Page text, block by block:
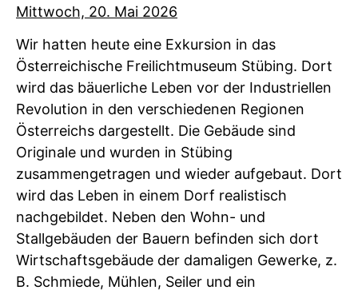
Mittwoch, 20. Mai 2026
Wir hatten heute eine Exkursion in das
Österreichische Freilichtmuseum Stübing. Dort
wird das bäuerliche Leben vor der Industriellen
Revolution in den verschiedenen Regionen
Österreichs dargestellt. Die Gebäude sind
Originale und wurden in Stübing
zusammengetragen und wieder aufgebaut. Dort
wird das Leben in einem Dorf realistisch
nachgebildet. Neben den Wohn- und
Stallgebäuden der Bauern befinden sich dort
Wirtschaftsgebäude der damaligen Gewerke, z.
B. Schmiede, Mühlen, Seiler und ein